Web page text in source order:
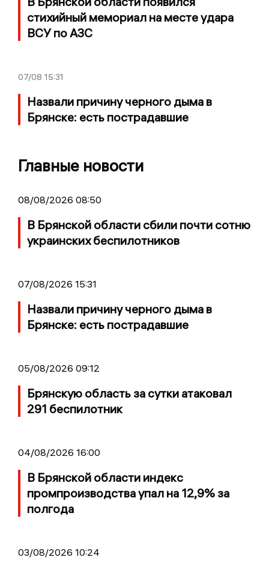
стихийный мемориал на месте удара
ВСУ по АЗС
07/08 15:31
Назвали причину черного дыма в
Брянске: есть пострадавшие
Главные новости
08/08/2026 08:50
В Брянской области сбили почти сотню
украинских беспилотников
07/08/2026 15:31
Назвали причину черного дыма в
Брянске: есть пострадавшие
05/08/2026 09:12
Брянскую область за сутки атаковал
291 беспилотник
04/08/2026 16:00
В Брянской области индекс
промпроизводства упал на 12,9% за
полгода
03/08/2026 10:24